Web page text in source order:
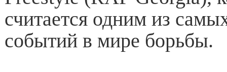
считается одним из
событий в мире борьбы.